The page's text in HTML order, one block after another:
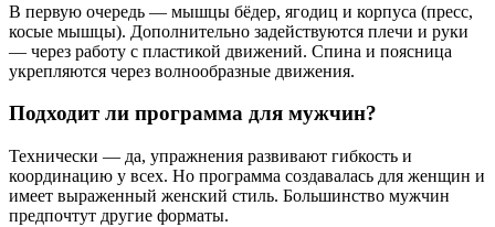
В первую очередь — мышцы бёдер, ягодиц и корпуса (пресс,
косые мышцы). Дополнительно задействуются плечи и руки
— через работу с пластикой движений. Спина и поясница
укрепляются через волнообразные движения.
Подходит ли программа для мужчин?
Технически — да, упражнения развивают гибкость и
координацию у всех. Но программа создавалась для женщин и
имеет выраженный женский стиль. Большинство мужчин
предпочтут другие форматы.